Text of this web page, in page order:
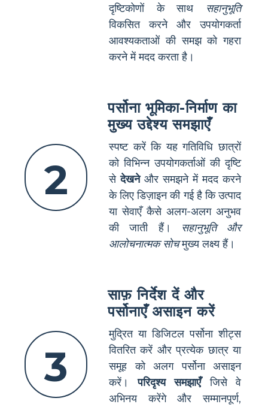
दृष्टिकोणों के साथ सहानुभूति
विकसित करने और उपयोगकर्ता
आवश्यकताओं की समझ को गहरा
करने में मदद करता है।
2
पर्सोना भूमिका-निर्माण का
मुख्य उद्देश्य समझाएँ
स्पष्ट करें कि यह गतिविधि छात्रों
को विभिन्न उपयोगकर्ताओं की दृष्टि
सेदेखनेऔर समझने में मदद करने
के लिए डिज़ाइन की गई है कि उत्पाद
या सेवाएँ कैसे अलग-अलग अनुभव
की जाती हैं।
सहानुभूति और
आलोचनात्मक सोचमुख्य लक्ष्य हैं।
3
साफ़ निर्देश दें और
पर्सोनाएँ असाइन करें
मुद्रित या डिजिटल पर्सोना शीट्स
वितरित करें और प्रत्येक छात्र या
समूह को अलग पर्सोना असाइन
करें।परिदृश्य समझाएँजिसे वे
अभिनय करेंगे और सम्मानपूर्ण,